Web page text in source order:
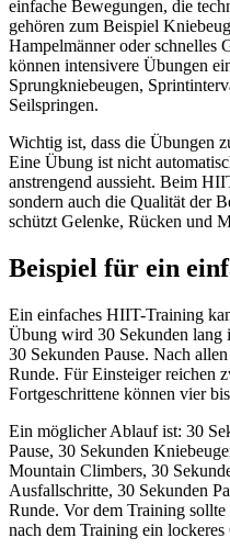
einfache Bewegungen, die
gehören zum Beispiel
Hampelmänner oder schnelles
können intensivere Übungen
Sprungkniebeugen,
Seilspringen.
Wichtig ist, dass die Übungen
Eine Übung ist nicht
anstrengend aussieht. Beim
sondern auch die Qualität der
schützt Gelenke, Rücken und
Beispiel für ein
Ein einfaches HIIT-Training
Übung wird 30 Sekunden lang
30 Sekunden Pause. Nach
Runde. Für Einsteiger reichen
Fortgeschrittene können vier
Ein möglicher Ablauf ist: 30
Pause, 30 Sekunden
Mountain Climbers, 30
Ausfallschritte, 30 Sekunden
Runde. Vor dem Training
nach dem Training ein